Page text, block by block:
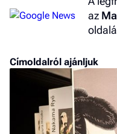
az
Címoldalról ajánljuk